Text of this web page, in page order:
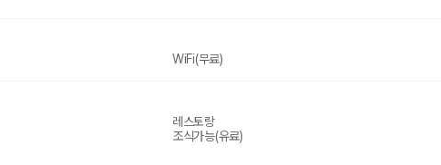
WiFi(무료)
레스토랑
조식가능(유료)